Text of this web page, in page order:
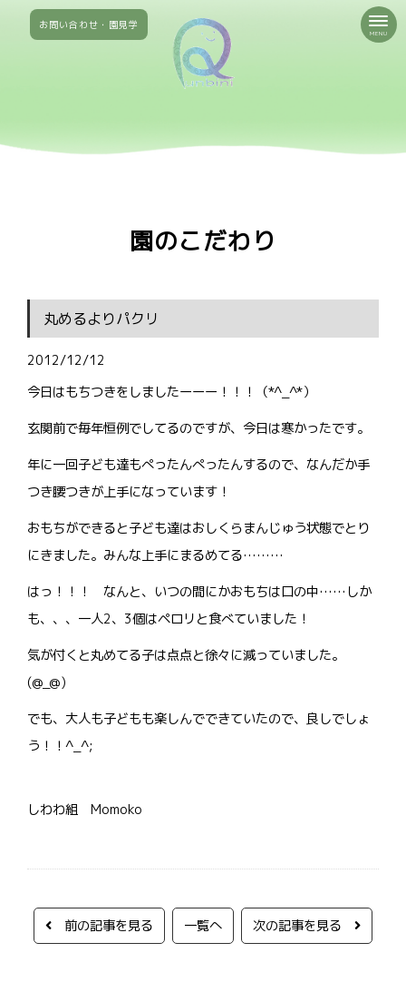
お問い合わせ・園見学
MENU
園のこだわり
丸めるよりパクリ
2012/12/12
今日はもちつきをしましたーーー！！！（*^_^*）
玄関前で毎年恒例でしてるのですが、今日は寒かったです。
年に一回子ども達もぺったんぺったんするので、なんだか手
つき腰つきが上手になっています！
おもちができると子ども達はおしくらまんじゅう状態でとり
にきました。みんな上手にまるめてる………
はっ！！！ なんと、いつの間にかおもちは口の中……しか
も、、、一人2、3個はペロリと食べていました！
気が付くと丸めてる子は点点と徐々に減っていました。
(@_@)
でも、大人も子どもも楽しんでできていたので、良しでしょ
う！！^_^;
しわわ組 Momoko
前の記事を見る 一覧へ 次の記事を見る